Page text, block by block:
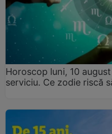
Horoscop luni, 10
serviciu. Ce zodie riscă